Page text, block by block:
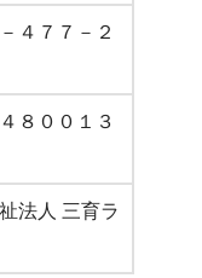
４７７－２
８００１３
法人 三育ラ